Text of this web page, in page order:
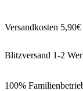
Versandkosten
Blitzversand 1-2
100%